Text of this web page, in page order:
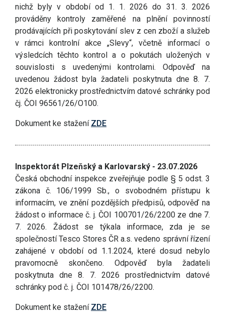
nichž byly v období od 1. 1. 2026 do 31. 3. 2026
prováděny kontroly zaměřené na plnění povinností
prodávajících při poskytování slev z cen zboží a služeb
v rámci kontrolní akce „Slevy“, včetně informací o
výsledcích těchto kontrol a o pokutách uložených v
souvislosti s uvedenými kontrolami. Odpověď na
uvedenou žádost byla žadateli poskytnuta dne 8. 7.
2026 elektronicky prostřednictvím datové schránky pod
čj. ČOI 96561/26/O100.
Dokument ke stažení ZDE
Inspektorát Plzeňský a Karlovarský - 23.07.2026
Česká obchodní inspekce zveřejňuje podle § 5 odst. 3
zákona č. 106/1999 Sb., o svobodném přístupu k
informacím, ve znění pozdějších předpisů, odpověď na
žádost o informace č. j. ČOI 100701/26/2200 ze dne 7.
7. 2026. Žádost se týkala informace, zda je se
společností Tesco Stores ČR a.s. vedeno správní řízení
zahájené v období od 1.1.2024, které dosud nebylo
pravomocně skončeno. Odpověď byla žadateli
poskytnuta dne 8. 7. 2026 prostřednictvím datové
schránky pod č. j. ČOI 101478/26/2200.
Dokument ke stažení ZDE